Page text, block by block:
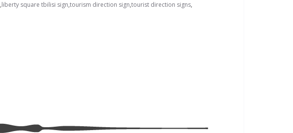
,liberty square tbilisi sign,tourism direction sign,tourist direction signs,